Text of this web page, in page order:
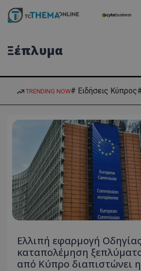
Ξέπλυμα
TRENDING NOW# Ειδήσεις Κύπρος
Ελλιπή εφαρμογή
καταπολέμηση
από Κύπρο διαπιστώνει